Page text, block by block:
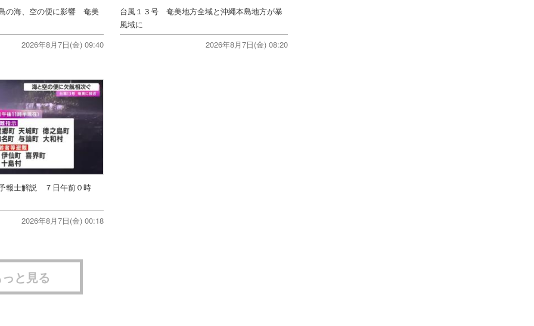
の海、空の便に影響 奄美
2026年8月7日(金) 09:40
台風１３号 奄美地方全域と沖縄本島地方が暴
風域に
2026年8月7日(金) 08:20
報士解説 ７日午前０時
2026年8月7日(金) 00:18
と見る